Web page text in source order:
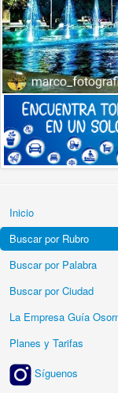
Inicio
Buscar por Rubro
Buscar por Palabra
Buscar por Ciudad
La Empresa Guía
Planes y Tarifas
Síguenos